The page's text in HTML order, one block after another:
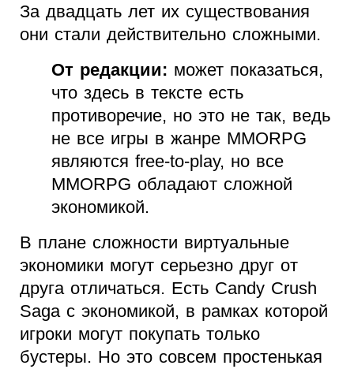
За двадцать лет их существования
они стали действительно сложными.
От редакции: может показаться,
что здесь в тексте есть
противоречие, но это не так, ведь
не все игры в жанре MMORPG
являются free-to-play, но все
MMORPG обладают сложной
экономикой.
В плане сложности виртуальные
экономики могут серьезно друг от
друга отличаться. Есть Candy Crush
Saga с экономикой, в рамках которой
игроки могут покупать только
бустеры. Но это совсем простенькая